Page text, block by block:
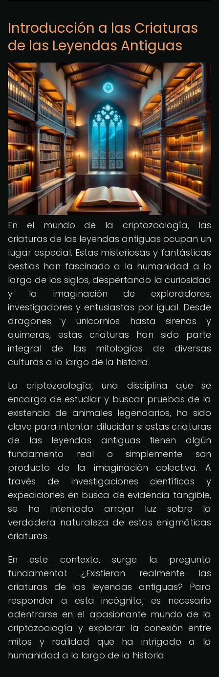
Introducción a las Criaturas
de las Leyendas Antiguas
En el mundo de la criptozoología, las
criaturas de las leyendas antiguas ocupan un
lugar especial. Estas misteriosas y fantásticas
bestias han fascinado a la humanidad a lo
largo de los siglos, despertando la curiosidad
y la imaginación de exploradores,
investigadores y entusiastas por igual. Desde
dragones y unicornios hasta sirenas y
quimeras, estas criaturas han sido parte
integral de las mitologías de diversas
culturas a lo largo de la historia.
La criptozoología, una disciplina que se
encarga de estudiar y buscar pruebas de la
existencia de animales legendarios, ha sido
clave para intentar dilucidar si estas criaturas
de las leyendas antiguas tienen algún
fundamento real o simplemente son
producto de la imaginación colectiva. A
través de investigaciones científicas y
expediciones en busca de evidencia tangible,
se ha intentado arrojar luz sobre la
verdadera naturaleza de estas enigmáticas
criaturas.
En este contexto, surge la pregunta
fundamental: ¿Existieron realmente las
criaturas de las leyendas antiguas? Para
responder a esta incógnita, es necesario
adentrarse en el apasionante mundo de la
criptozoología y explorar la conexión entre
mitos y realidad que ha intrigado a la
humanidad a lo largo de la historia.